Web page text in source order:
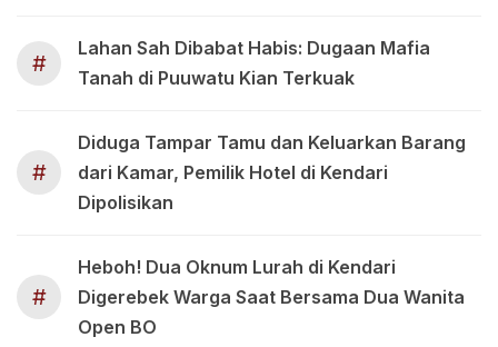
#
Lahan Sah Dibabat Habis: Dugaan Mafia
Tanah di Puuwatu Kian Terkuak
#
Diduga Tampar Tamu dan Keluarkan Barang
dari Kamar, Pemilik Hotel di Kendari
Dipolisikan
#
Heboh! Dua Oknum Lurah di Kendari
Digerebek Warga Saat Bersama Dua Wanita
Open BO